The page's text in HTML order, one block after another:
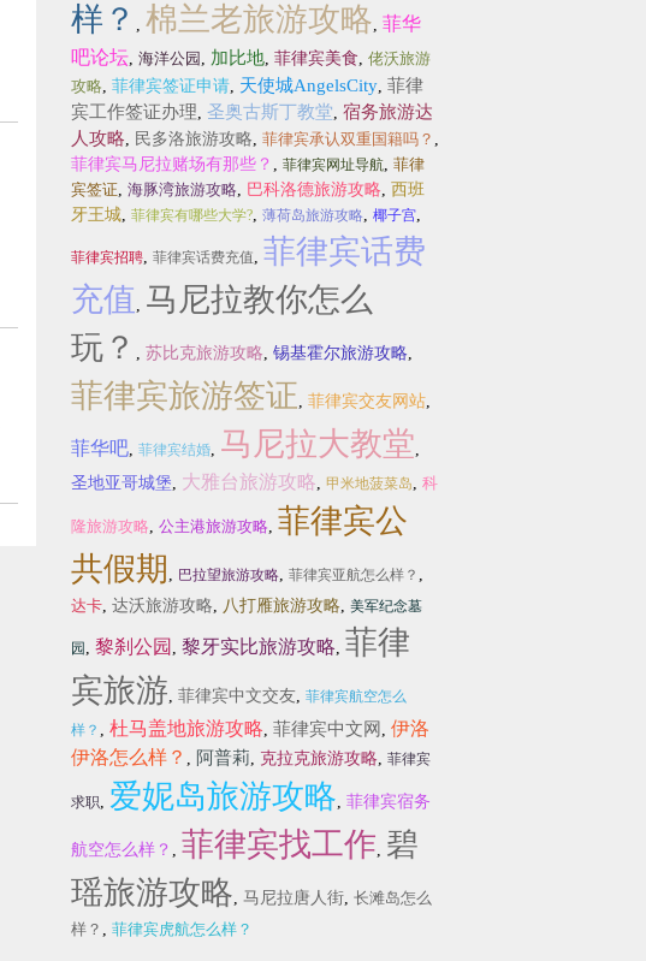
样？ , 棉兰老旅游攻略, 菲华
吧论坛, 海洋公园 , 加比地, 菲律宾美食, 佬沃旅游
攻略, 菲律宾签证申请, 天使城AngelsCity, 菲律
宾工作签证办理, 圣奥古斯丁教堂, 宿务旅游达
人攻略, 民多洛旅游攻略, 菲律宾承认双重国籍吗？ ,
菲律宾马尼拉赌场有那些？ , 菲律宾网址导航, 菲律
宾签证, 海豚湾旅游攻略, 巴科洛德旅游攻略, 西班
牙王城, 菲律宾有哪些大学?, 薄荷岛旅游攻略, 椰子宫,
菲律宾招聘, 菲律宾话费充值, 菲律宾话费
充值 , 马尼拉教你怎么
玩？ , 苏比克旅游攻略, 锡基霍尔旅游攻略,
菲律宾旅游签证, 菲律宾交友网站,
菲华吧, 菲律宾结婚, 马尼拉大教堂,
圣地亚哥城堡, 大雅台旅游攻略, 甲米地菠菜岛, 科
隆旅游攻略, 公主港旅游攻略, 菲律宾公
共假期 , 巴拉望旅游攻略, 菲律宾亚航怎么样？ ,
达卡, 达沃旅游攻略, 八打雁旅游攻略, 美军纪念墓
园 , 黎刹公园 , 黎牙实比旅游攻略, 菲律
宾旅游, 菲律宾中文交友, 菲律宾航空怎么
样？ , 杜马盖地旅游攻略, 菲律宾中文网 , 伊洛
伊洛怎么样？ , 阿普莉, 克拉克旅游攻略, 菲律宾
求职, 爱妮岛旅游攻略, 菲律宾宿务
航空怎么样？ , 菲律宾找工作, 碧
瑶旅游攻略, 马尼拉唐人街, 长滩岛怎么
样？ , 菲律宾虎航怎么样？